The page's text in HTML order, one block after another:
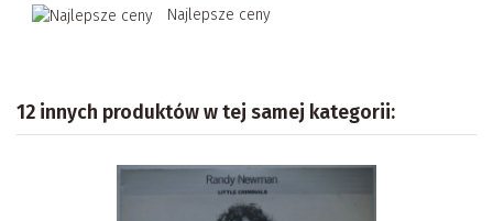
Najlepsze ceny
12 innych produktów w tej samej kategorii: